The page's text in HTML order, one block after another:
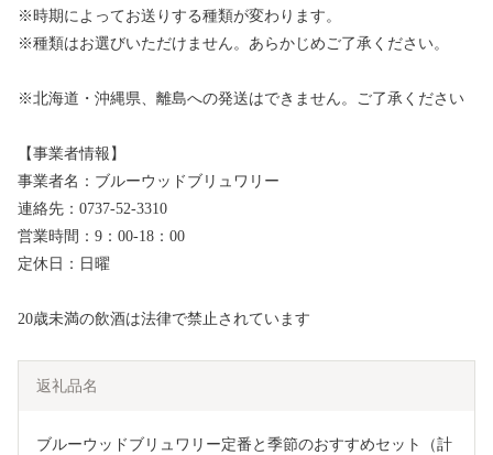
※時期によってお送りする種類が変わります。
※種類はお選びいただけません。あらかじめご了承ください。
※北海道・沖縄県、離島への発送はできません。ご了承ください
【事業者情報】
事業者名：ブルーウッドブリュワリー
連絡先：0737-52-3310
営業時間：9：00-18：00
定休日：日曜
20歳未満の飲酒は法律で禁止されています
返礼品名
ブルーウッドブリュワリー定番と季節のおすすめセット（計